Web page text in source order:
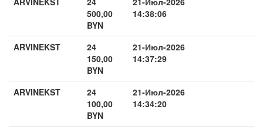
500,00
BYN
14:38:06
ARVINEKST
24
150,00
BYN
21-Июл-2026
14:37:29
ARVINEKST
24
100,00
BYN
21-Июл-2026
14:34:20